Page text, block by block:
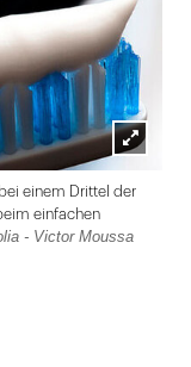
Lightbox
öffnen
einem Drittel der
einfachen
- Victor Moussa